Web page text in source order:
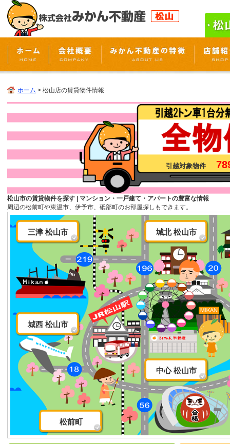
ホーム > 松山店の賃貸物件情報
引越対象物件
松山市の賃貸物件を探す | マンション・一戸建て・アパートの豊富な情報
周辺の松前町や東温市、伊予市、砥部町のお部屋探しもできます。
城西 松山市
城北 松山市
松前町
三津 松山市
中心 松山市